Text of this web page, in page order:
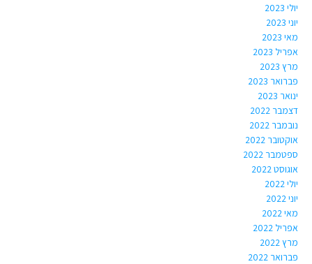
יולי 2023
יוני 2023
מאי 2023
אפריל 2023
מרץ 2023
פברואר 2023
ינואר 2023
דצמבר 2022
נובמבר 2022
אוקטובר 2022
ספטמבר 2022
אוגוסט 2022
יולי 2022
יוני 2022
מאי 2022
אפריל 2022
מרץ 2022
פברואר 2022